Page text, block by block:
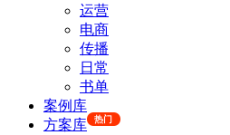
运营
电商
传播
日常
书单
案例库
方案库
热门